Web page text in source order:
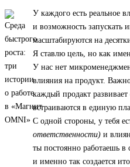
У каждого есть реальное
и возможность запускать
масштабируются на
Я ставлю цель, но как
У нас нет
влияния на продукт.
каждый продакт
встраиваются в единую
С одной стороны, у тебя
ответственности) и
ты постоянно работаешь в
и именно так создается